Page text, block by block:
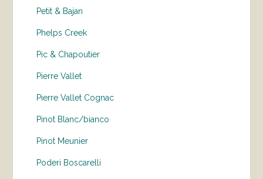
Petit & Bajan
Phelps Creek
Pic & Chapoutier
Pierre Vallet
Pierre Vallet Cognac
Pinot Blanc/bianco
Pinot Meunier
Poderi Boscarelli